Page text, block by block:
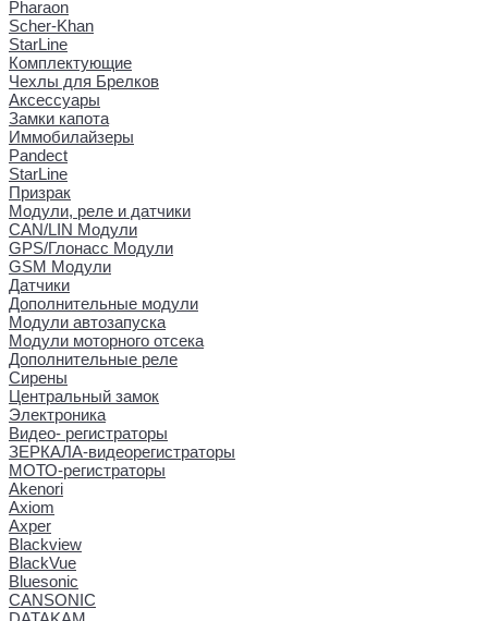
Pharaon
Scher-Khan
StarLine
Комплектующие
Чехлы для Брелков
Аксессуары
Замки капота
Иммобилайзеры
Pandect
StarLine
Призрак
Модули, реле и датчики
CAN/LIN Модули
GPS/Глонасс Модули
GSM Модули
Датчики
Дополнительные модули
Модули автозапуска
Модули моторного отсека
Дополнительные реле
Сирены
Центральный замок
Электроника
Видео- регистраторы
ЗЕРКАЛА-видеорегистраторы
МОТО-регистраторы
Akenori
Axiom
Axper
Blackview
BlackVue
Bluesonic
CANSONIC